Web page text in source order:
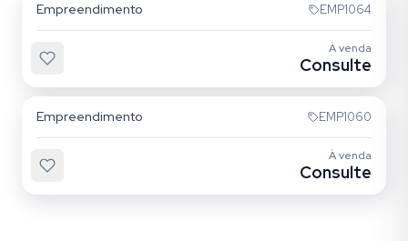
Sem foto
Empreendimento EMP1064
À venda
Consulte
Sem foto
Empreendimento EMP1060
À venda
Consulte